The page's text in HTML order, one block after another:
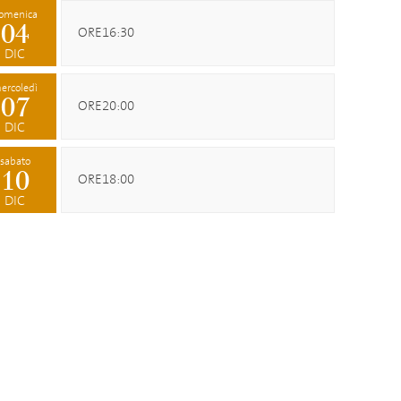
04
DIC
ORE16:30
07
DIC
ORE20:00
sabato
10
DIC
ORE18:00